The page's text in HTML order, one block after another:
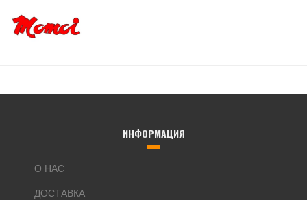
ИНФОРМАЦИЯ
О НАС
ДОСТАВКА